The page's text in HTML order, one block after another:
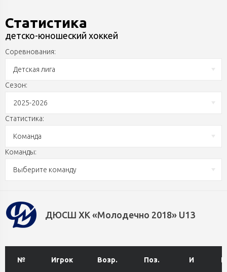
Статистика
детско-юношеский хоккей
Соревнования:
Детская лига
Сезон:
2025-2026
Статистика:
Команда
Команды:
Выберите команду
ДЮСШ ХК «Молодечно 2018» U13
№ Игрок Возр. Поз. И Г